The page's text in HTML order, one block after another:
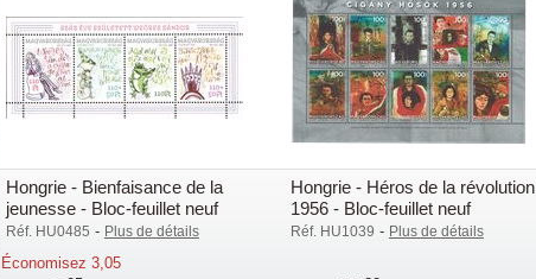
Hongrie - Bienfaisance de la
jeunesse - Bloc-feuillet neuf
Réf. HU0485 - Plus de détails
Économisez 3,05
Hongrie - Héros de la révolution
1956 - Bloc-feuillet neuf
Réf. HU1039 - Plus de détails